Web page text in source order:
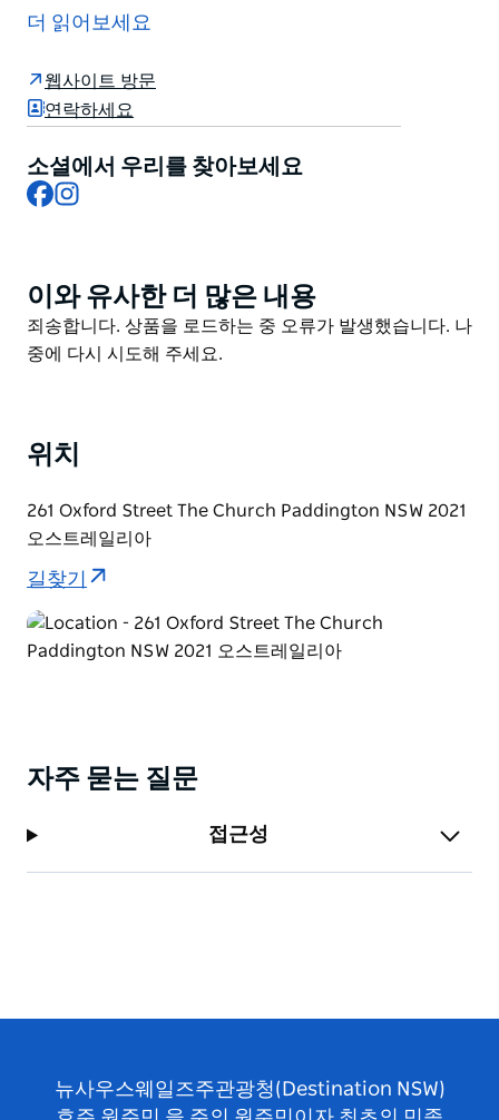
한 Parlor X는 호주 최고의 멀티 브랜드 럭셔리 패션 매장
Céline, Chloé, Fendi, Balenciaga, Valentino, Saint
Laurent, Comme Des Garçons, Stella McCartney,
디자이너의 가장 탐나는 기성복 및 액세서리 컬렉션을 전
문적으로 선별한 것으로 유명합니다. 그리고 이자벨 마랑.
더 읽어보세요
웹사이트 방문
연락하세요
소셜에서 우리를 찾아보세요
Facebook
Product
List
이와 유사한 더 많은 내용
Product
List
죄송합니다. 상품을 로드하는 중 오류가 발생했습니다. 나
중에 다시 시도해 주세요.
위치
261 Oxford Street The Church Paddington NSW 2021
오스트레일리아
길찾기
자주 묻는 질문
접근성
뉴사우스웨일즈주관광청(Destination NSW)